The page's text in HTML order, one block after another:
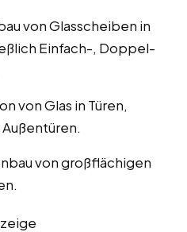
von Glasscheiben in
Einfach-, Doppel-
von Glas in Türen,
von großflächigen